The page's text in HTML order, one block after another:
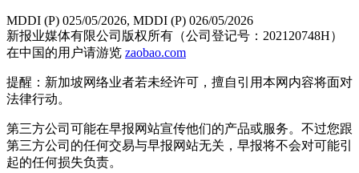
MDDI (P) 025/05/2026, MDDI (P) 026/05/2026
新报业媒体有限公司版权所有（公司登记号：202120748H）
在中国的用户请游览 zaobao.com
提醒：新加坡网络业者若未经许可，擅自引用本网内容将面对
法律行动。
第三方公司可能在早报网站宣传他们的产品或服务。不过您跟
第三方公司的任何交易与早报网站无关，早报将不会对可能引
起的任何损失负责。